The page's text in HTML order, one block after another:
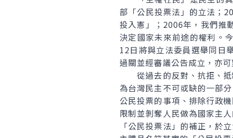
部「公民投票法」的立法；
投入憲」；2006年，我們推
決定國家未來前途的權利。
12日將與立法委員選舉同日
過關並經審議公告成立，亦
從過去的反對、抗拒、抵
為台灣民主不可或缺的一部
公民投票的事項、排除行政
限制並剝奪人民做為國家主
「公民投票法」的補正，於